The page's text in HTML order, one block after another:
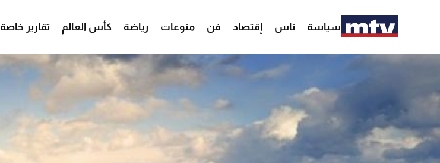
سياسة ناس إقتصاد فن منوعات رياضة كأس العالم تقارير خاصة